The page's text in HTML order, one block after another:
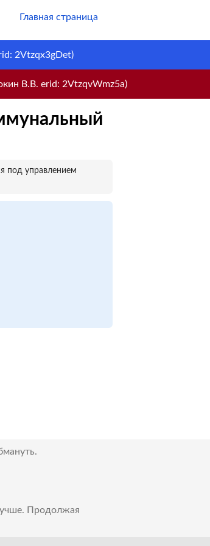
Главная страница
2Vtzqx3gDet)
В.В. erid: 2VtzqvWmz5a)
под управлением
Продолжая